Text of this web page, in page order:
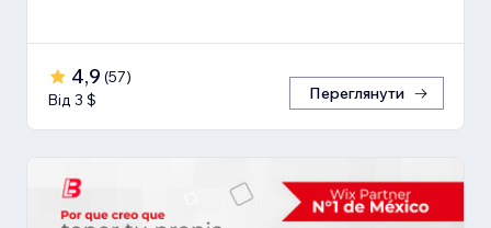
4,9 (57)
Від 3 $
Переглянути